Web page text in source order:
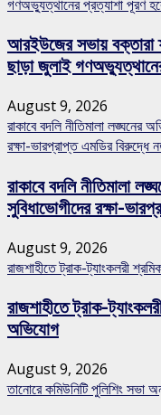
গণঅভ্যুত্থানের প্রত্যাশা পূরণ
আরইউজের সভায় বক্তারা
ছাড়া জুলাই
August 9, 2026
রাকাবে বদলি নীতিমালা লঙ্ঘনের
রক্ষা-ভারপ্রাপ্ত এমডির বিরুদ্ধে
রাকাবে বদলি নীতিমালা
সুবিধাভোগীদের রক্ষা-
August 9, 2026
রাজশাহীতে ট্রাক-ট্যাংকলরী
রাজশাহীতে ট্রাক-ট্যাংকলরী
অভিযোগ
August 9, 2026
তানোরে কমিউনিটি পুলিশিং সভা